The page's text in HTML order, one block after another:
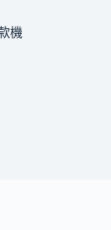
機